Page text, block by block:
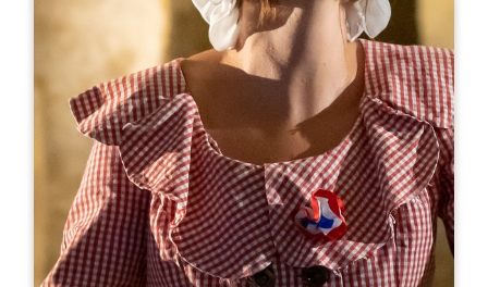
A partir de
8€
Château Champion
Château Champion 762 Route de Champion
33330 SAINT-CHRISTOPHE-DES-BARDES
06 09 11 53 48
info@chateau-champion.com